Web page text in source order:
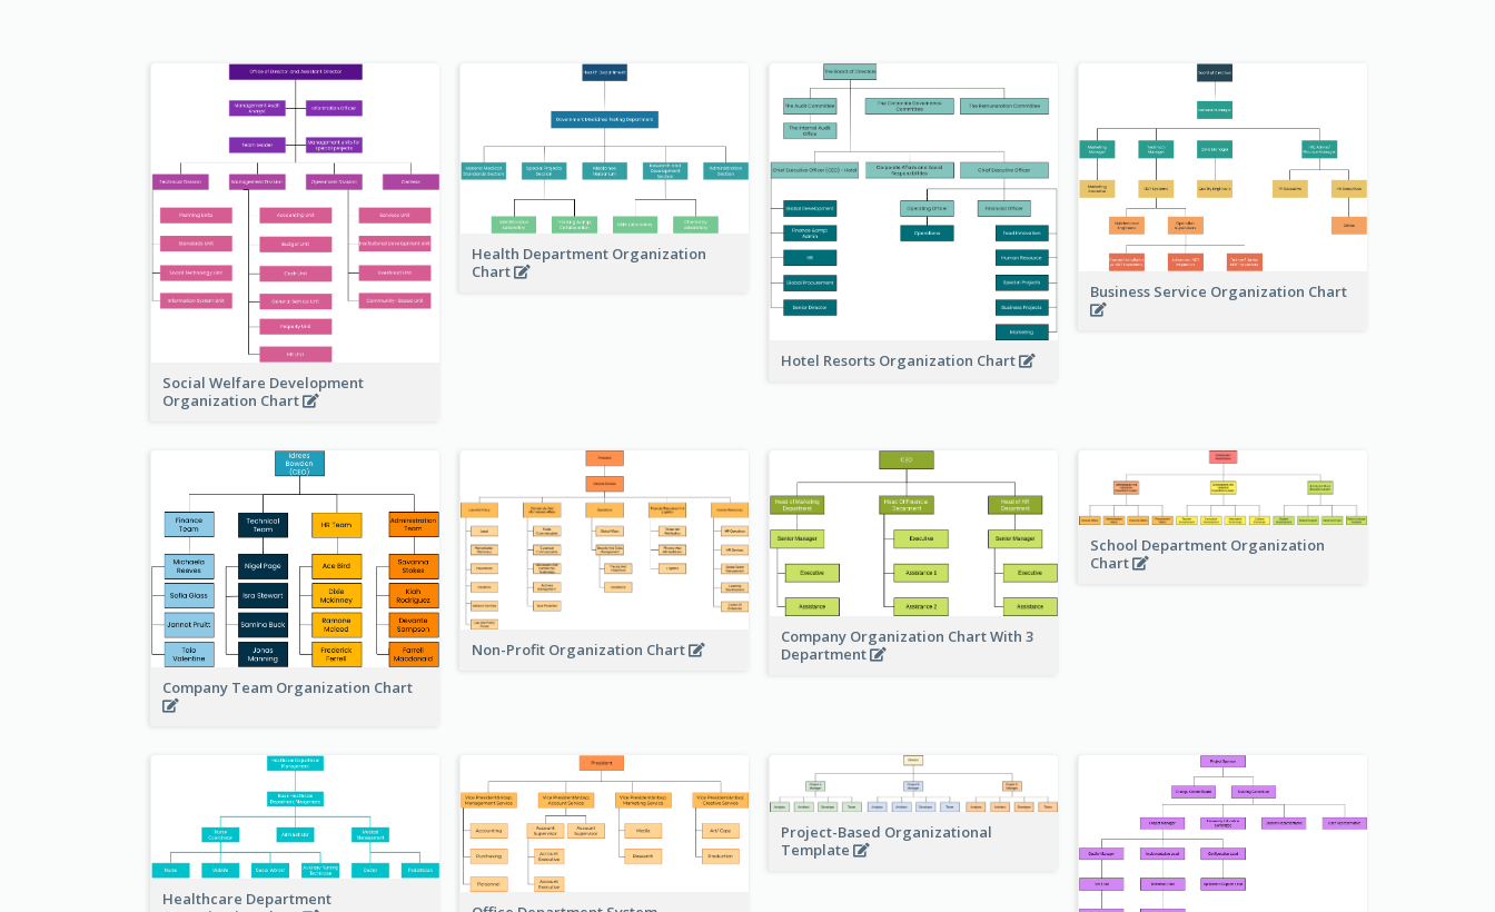
Social Welfare Development
Organization Chart
Health Department Organization
Chart
Hotel Resorts Organization Chart
Business Service Organization Chart
Company Team Organization Chart
Non-Profit Organization Chart
Company Organization Chart With 3
Department
School Department Organization
Chart
Healthcare Department
Project-Based Organizational
Template